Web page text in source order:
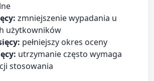
zmniejszenie wypadania u
użytkowników
pełniejszy okres oceny
utrzymanie często wymaga
stosowania